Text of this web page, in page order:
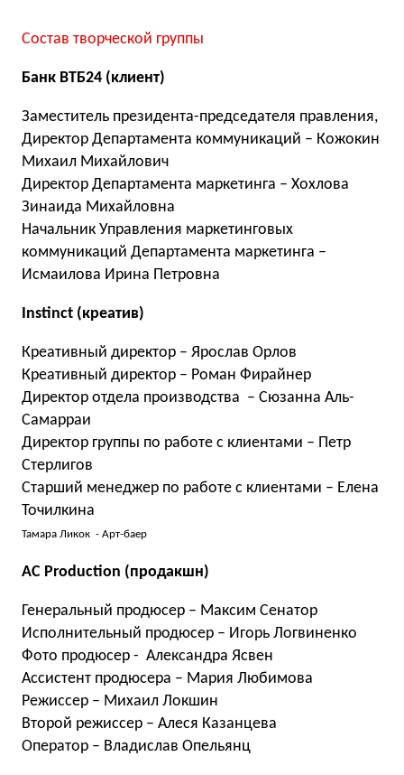
Состав творческой группы
Банк ВТБ24 (клиент)
Заместитель президента-председателя правления,
Директор Департамента коммуникаций – Кожокин
Михаил Михайлович
Директор Департамента маркетинга – Хохлова
Зинаида Михайловна
Начальник Управления маркетинговых
коммуникаций Департамента маркетинга –
Исмаилова Ирина Петровна
Instinct (креатив)
Креативный директор – Ярослав Орлов
Креативный директор – Роман Фирайнер
Директор отдела производства – Сюзанна Аль-
Самарраи
Директор группы по работе с клиентами – Петр
Стерлигов
Старший менеджер по работе с клиентами – Елена
Точилкина
Тамара Ликок - Арт-баер
AC Production (продакшн)
Генеральный продюсер – Максим Сенатор
Исполнительный продюсер – Игорь Логвиненко
Фото продюсер - Александра Ясвен
Ассистент продюсера – Мария Любимова
Режиссер – Михаил Локшин
Второй режиссер – Алеся Казанцева
Оператор – Владислав Опельянц